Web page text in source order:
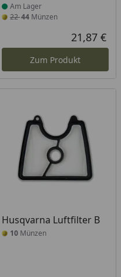
Preis
Am Lager
2244Münzen
21,87 €
Zum Produkt
Husqvarna Luftfilter B
10Münzen